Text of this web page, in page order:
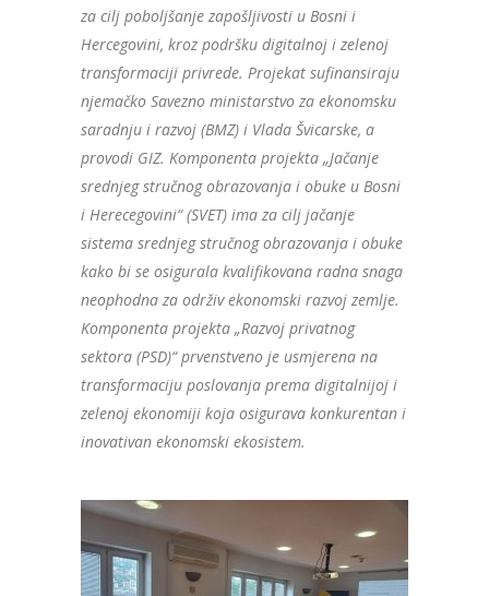
za cilj poboljšanje zapošljivosti u Bosni i
Hercegovini, kroz podršku digitalnoj i zelenoj
transformaciji privrede. Projekat sufinansiraju
njemačko Savezno ministarstvo za ekonomsku
saradnju i razvoj (BMZ) i Vlada Švicarske, a
provodi GIZ. Komponenta projekta „Jačanje
srednjeg stručnog obrazovanja i obuke u Bosni
i Herecegovini“ (SVET) ima za cilj jačanje
sistema srednjeg stručnog obrazovanja i obuke
kako bi se osigurala kvalifikovana radna snaga
neophodna za održiv ekonomski razvoj zemlje.
Komponenta projekta „Razvoj privatnog
sektora (PSD)“ prvenstveno je usmjerena na
transformaciju poslovanja prema digitalnijoj i
zelenoj ekonomiji koja osigurava konkurentan i
inovativan ekonomski ekosistem.